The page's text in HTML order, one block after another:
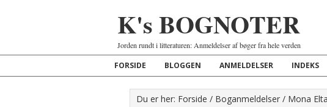
K's BOGNOTER
Jorden rundt i litteraturen: Anmeldelser af bøger fra hele verden
FORSIDE BLOGGEN ANMELDELSER INDEKS
Du er her: Forside / Boganmeldelser / Mona